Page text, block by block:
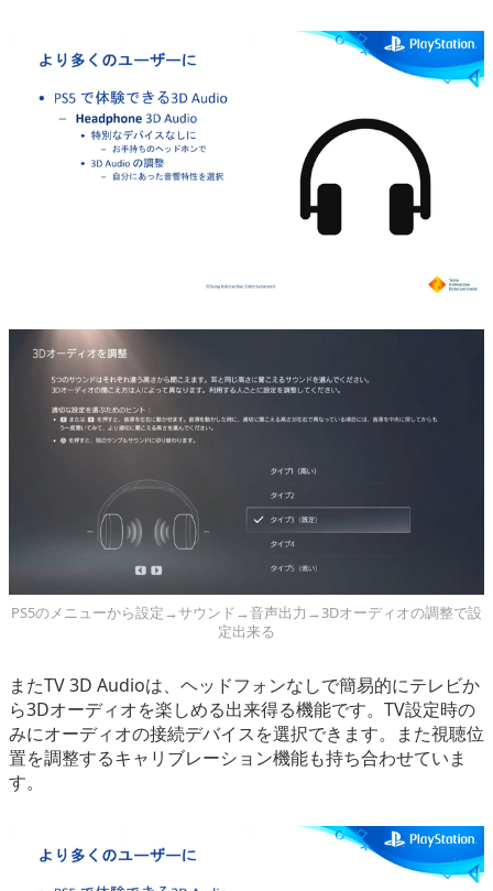
PS5のメニューから設定→サウンド→音声出力→3Dオーディオの調整で設
定出来る
またTV 3D Audioは、ヘッドフォンなしで簡易的にテレビか
ら3Dオーディオを楽しめる出来得る機能です。TV設定時の
みにオーディオの接続デバイスを選択できます。また視聴位
置を調整するキャリブレーション機能も持ち合わせていま
す。